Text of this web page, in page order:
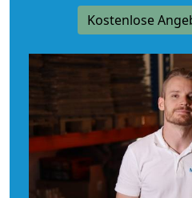
Kostenlose